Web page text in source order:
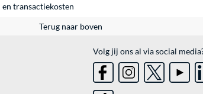
en transactiekosten
Terug naar boven
Volg jij ons al via social